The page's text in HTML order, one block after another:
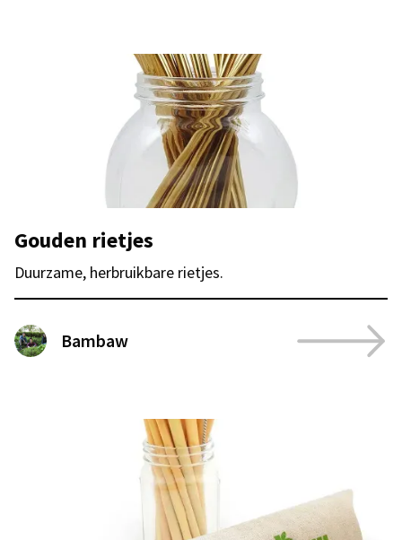
Gouden rietjes
Duurzame, herbruikbare rietjes.
Bambaw